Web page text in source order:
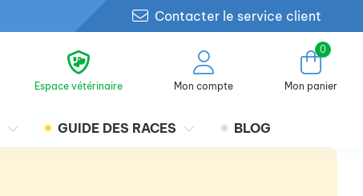
Contacter le service client
Espace vétérinaire Mon compte
0
Mon panier
GUIDE DES RACES BLOG